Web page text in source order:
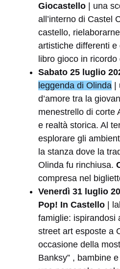
Giocastello | una
all’interno di Castel
castello,
artistiche differenti
libro gioco in ricordo
Sabato 25 luglio
leggenda di Olinda |
d’amore tra la
menestrello di corte
e realtà storica. Al
esplorare gli
la stanza dove la
Olinda fu rinchiusa.
compresa nel
Venerdì 31 luglio
Pop! In Castello |
famiglie: ispirandosi
street art esposte a
occasione della
Banksy” , bambine